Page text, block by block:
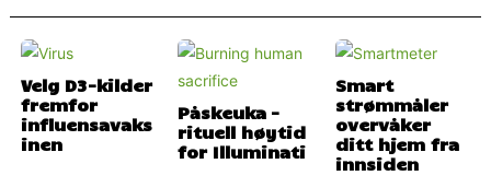
Velg D3-kilder
fremfor
influensavaks
inen
Påskeuka –
rituell høytid
for Illuminati
Smart
strømmåler
overvåker
ditt hjem fra
innsiden